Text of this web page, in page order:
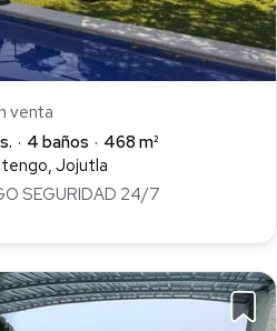
venta
4 baños
468 m²
Jojutla
SEGURIDAD 24/7